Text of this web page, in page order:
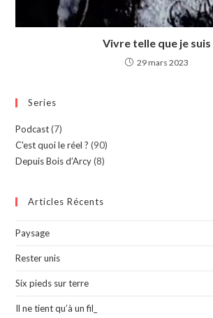
Vivre telle que je suis
29 mars 2023
Series
Podcast (7)
C'est quoi le réel ? (90)
Depuis Bois d’Arcy (8)
Articles Récents
Paysage
Rester unis
Six pieds sur terre
Il ne tient qu’à un fil_